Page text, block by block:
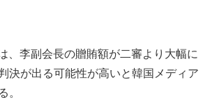
、李副会長の贈賄額が二審より大幅に
決が出る可能性が高いと韓国メディア
。